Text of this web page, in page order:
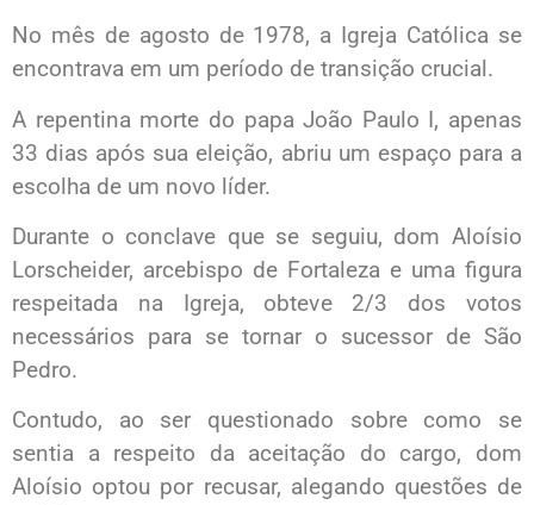
No mês de agosto de 1978, a Igreja Católica se
encontrava em um período de transição crucial.
A repentina morte do papa João Paulo I, apenas
33 dias após sua eleição, abriu um espaço para a
escolha de um novo líder.
Durante o conclave que se seguiu, dom Aloísio
Lorscheider, arcebispo de Fortaleza e uma figura
respeitada na Igreja, obteve 2/3 dos votos
necessários para se tornar o sucessor de São
Pedro.
Contudo, ao ser questionado sobre como se
sentia a respeito da aceitação do cargo, dom
Aloísio optou por recusar, alegando questões de